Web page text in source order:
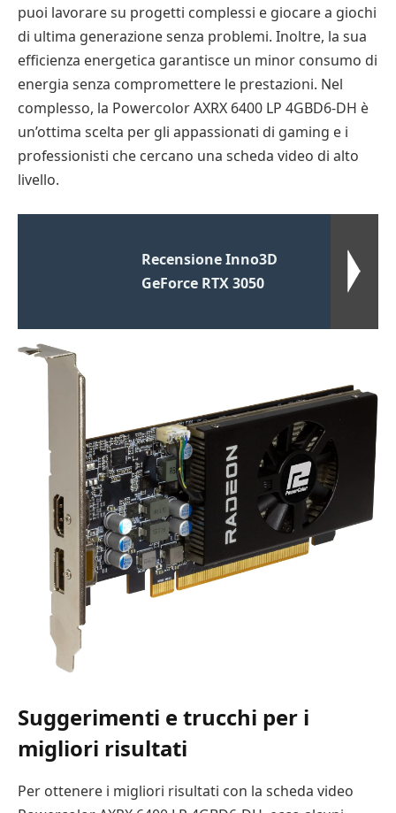
puoi lavorare su progetti complessi e giocare a giochi
di ultima generazione senza problemi. Inoltre, la sua
efficienza energetica garantisce un minor consumo di
energia senza compromettere le prestazioni. Nel
complesso, la Powercolor AXRX 6400 LP 4GBD6-DH è
un’ottima scelta per gli appassionati di gaming e i
professionisti che cercano una scheda video di alto
livello.
Recensione Inno3D
GeForce RTX 3050
Suggerimenti e trucchi per i
migliori risultati
Per ottenere i migliori risultati con la scheda video